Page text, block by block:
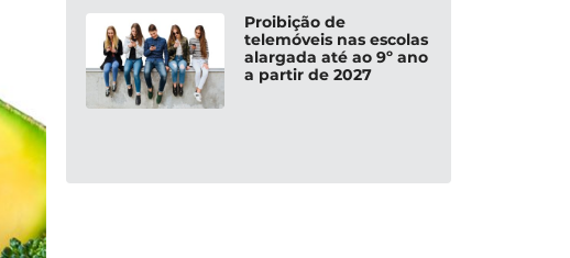
Proibição de
telemóveis nas escolas
alargada até ao 9º ano
a partir de 2027